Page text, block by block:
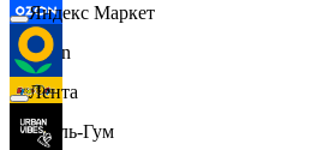
Ozon
Бубль-Гум
Яндекс Маркет
Лента